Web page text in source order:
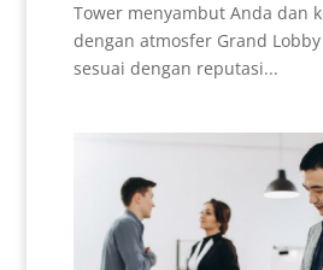
Tower menyambut Anda dan
dengan atmosfer Grand
sesuai dengan reputasi...